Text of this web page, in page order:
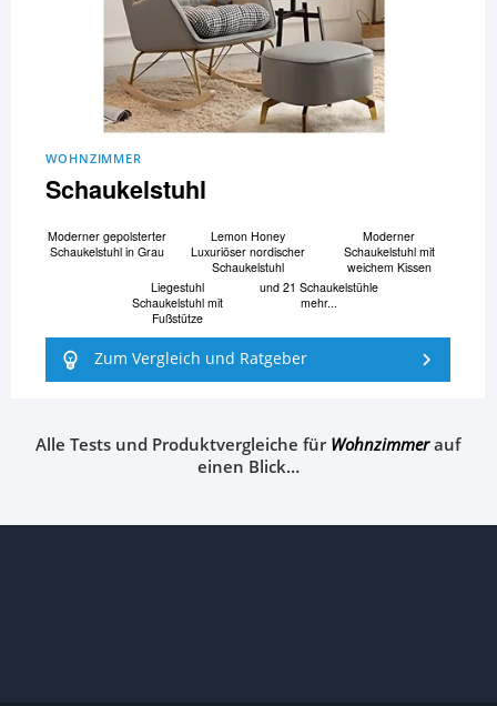
WOHNZIMMER
Schaukelstuhl
Moderner gepolsterter
Schaukelstuhl in Grau
Lemon Honey
Luxuriöser nordischer
Schaukelstuhl
Moderner
Schaukelstuhl mit
weichem Kissen
Liegestuhl
Schaukelstuhl mit
Fußstütze
und 21 Schaukelstühle
mehr...
Zum Vergleich und Ratgeber
Alle Tests und Produktvergleiche fürWohnzimmerauf
einen Blick…